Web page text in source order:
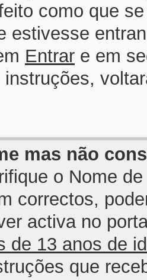
como que
estivesse
Entrar e em
mas não
o Nome
correctos,
activa no
de 13 anos de
que